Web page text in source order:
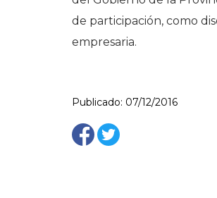
de participación, como
empresaria.
Publicado: 07/12/2016